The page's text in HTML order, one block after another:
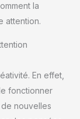
la
attention.
En effet,
fonctionner
nouvelles